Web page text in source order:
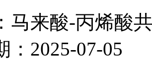
马来酸-丙烯酸
：2025-07-05